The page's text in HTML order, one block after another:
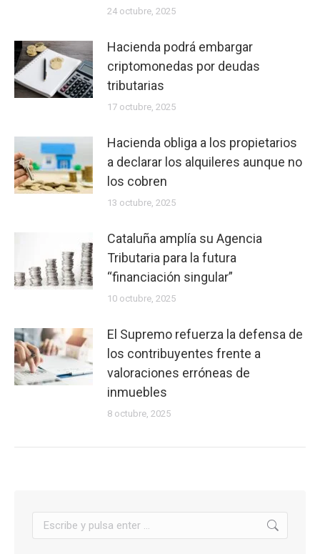
para
el
de
viajero
gencat.cat
Publisher
Name
MARESME
Publisher
24 octubre, 2025
Hacienda podrá embargar
criptomonedas por deudas
tributarias
17 octubre, 2025
Hacienda obliga a los propietarios
a declarar los alquileres aunque no
los cobren
13 octubre, 2025
Cataluña amplía su Agencia
Tributaria para la futura
“financiación singular”
10 octubre, 2025
El Supremo refuerza la defensa de
los contribuyentes frente a
valoraciones erróneas de
inmuebles
8 octubre, 2025
Buscar: